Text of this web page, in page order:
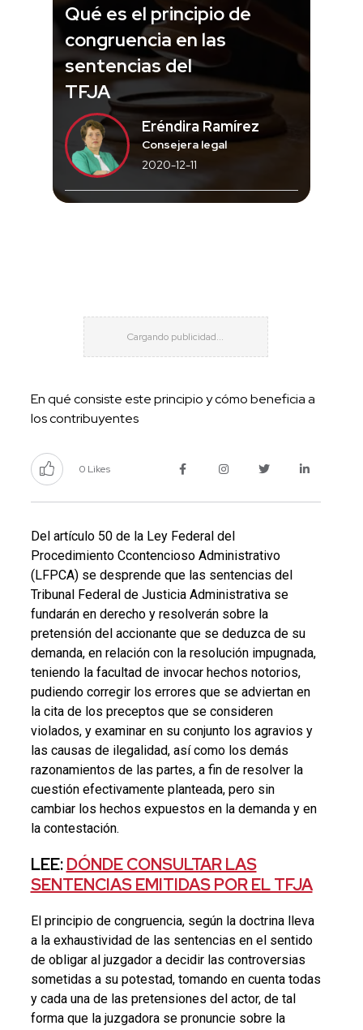
Qué es el principio de
congruencia en las
sentencias del
TFJA
Eréndira Ramírez
Consejera legal
2020-12-11
En qué consiste este principio y cómo beneficia a
los contribuyentes
0 Likes
Del artículo 50 de la Ley Federal del
Procedimiento Ccontencioso Administrativo
(LFPCA) se desprende que las sentencias del
Tribunal Federal de Justicia Administrativa se
fundarán en derecho y resolverán sobre la
pretensión del accionante que se deduzca de su
demanda, en relación con la resolución impugnada,
teniendo la facultad de invocar hechos notorios,
pudiendo corregir los errores que se adviertan en
la cita de los preceptos que se consideren
violados, y examinar en su conjunto los agravios y
las causas de ilegalidad, así como los demás
razonamientos de las partes, a fin de resolver la
cuestión efectivamente planteada, pero sin
cambiar los hechos expuestos en la demanda y en
la contestación.
LEE:DÓNDE CONSULTAR LAS
SENTENCIAS EMITIDAS POR EL TFJA
El principio de congruencia, según la doctrina lleva
a la exhaustividad de las sentencias en el sentido
de obligar al juzgador a decidir las controversias
sometidas a su potestad, tomando en cuenta todas
y cada una de las pretensiones del actor, de tal
forma que la juzgadora se pronuncie sobre la